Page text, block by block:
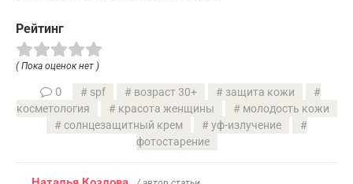
Рейтинг
( Пока оценок нет )
0 spf возраст 30+
защита кожи
косметология
красота женщины
молодость кожи
солнцезащитный крем
уф-излучение
фотостарение